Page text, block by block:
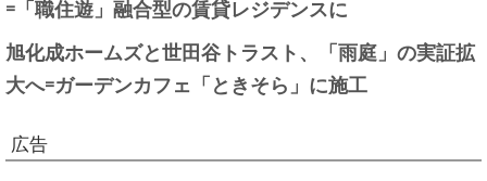
=「職住遊」融合型の賃貸レジデンスに
旭化成ホームズと世田谷トラスト、「雨庭」の実証拡
大へ=ガーデンカフェ「ときそら」に施工
広告